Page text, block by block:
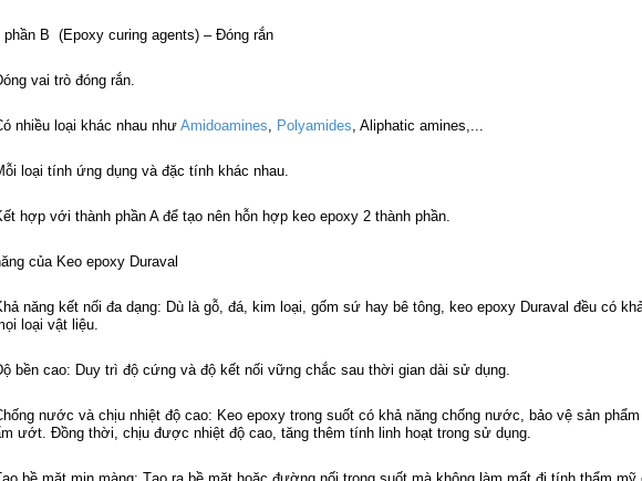
phần B (Epoxy curing agents) – Đóng rắn
vai trò đóng rắn.
nhiều loại khác nhau như Amidoamines Polyamides , Aliphatic amines,...
loại tính ứng dụng và đặc tính khác nhau.
hợp với thành phần A để tạo nên hỗn hợp keo epoxy 2 thành phần.
của Keo epoxy Duraval
năng kết nối đa dạng: Dù là gỗ, đá, kim loại, gốm sứ hay bê tông, keo epoxy Duraval đều có
loại vật liệu.
bền cao: Duy trì độ cứng và độ kết nối vững chắc sau thời gian dài sử dụng.
nước và chịu nhiệt độ cao: Keo epoxy trong suốt có khả năng chống nước, bảo vệ sản
ướt. Đồng thời, chịu được nhiệt độ cao, tăng thêm tính linh hoạt trong sử dụng.